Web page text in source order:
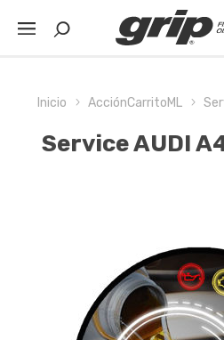
Inicio AcciónCarritoML
Service AUDI